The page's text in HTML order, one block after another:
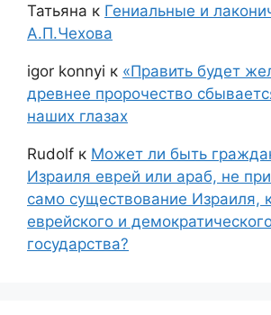
Татьяна к Гениальные и
А.П.Чехова
igor konnyi к «Править будет
древнее пророчество
наших глазах
Rudolf к Может ли быть
Израиля еврей или араб, не
само существование Израиля,
еврейского и
государства?